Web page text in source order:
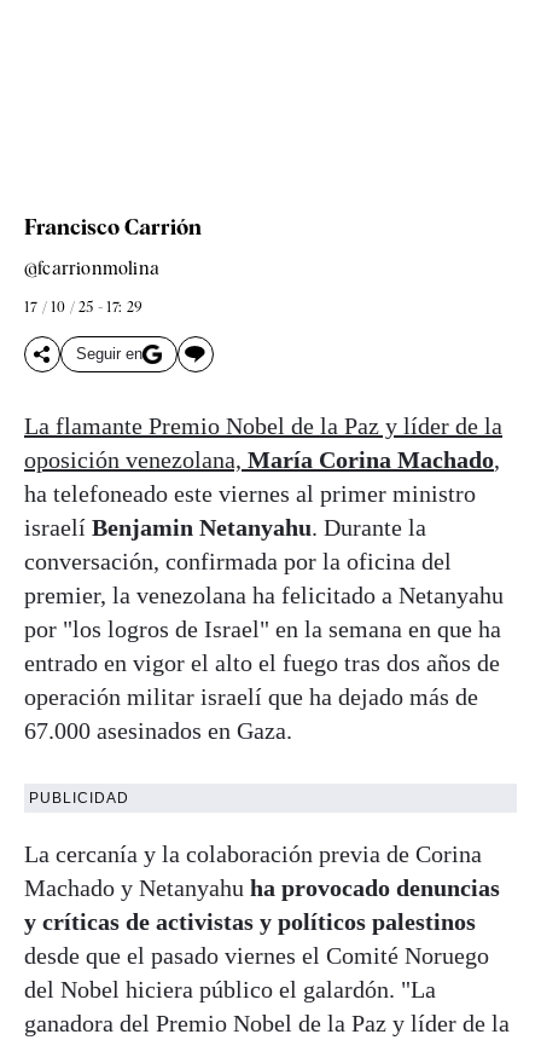
Francisco Carrión
@fcarrionmolina
17 / 10 / 25 - 17: 29
Seguir en
La flamante Premio Nobel de la Paz y líder de la
oposición venezolana, María Corina Machado,
ha telefoneado este viernes al primer ministro
israelí Benjamin Netanyahu. Durante la
conversación, confirmada por la oficina del
premier, la venezolana ha felicitado a Netanyahu
por "los logros de Israel" en la semana en que ha
entrado en vigor el alto el fuego tras dos años de
operación militar israelí que ha dejado más de
67.000 asesinados en Gaza.
PUBLICIDAD
La cercanía y la colaboración previa de Corina
Machado y Netanyahu ha provocado denuncias
y críticas de activistas y políticos palestinos
desde que el pasado viernes el Comité Noruego
del Nobel hiciera público el galardón. "La
ganadora del Premio Nobel de la Paz y líder de la